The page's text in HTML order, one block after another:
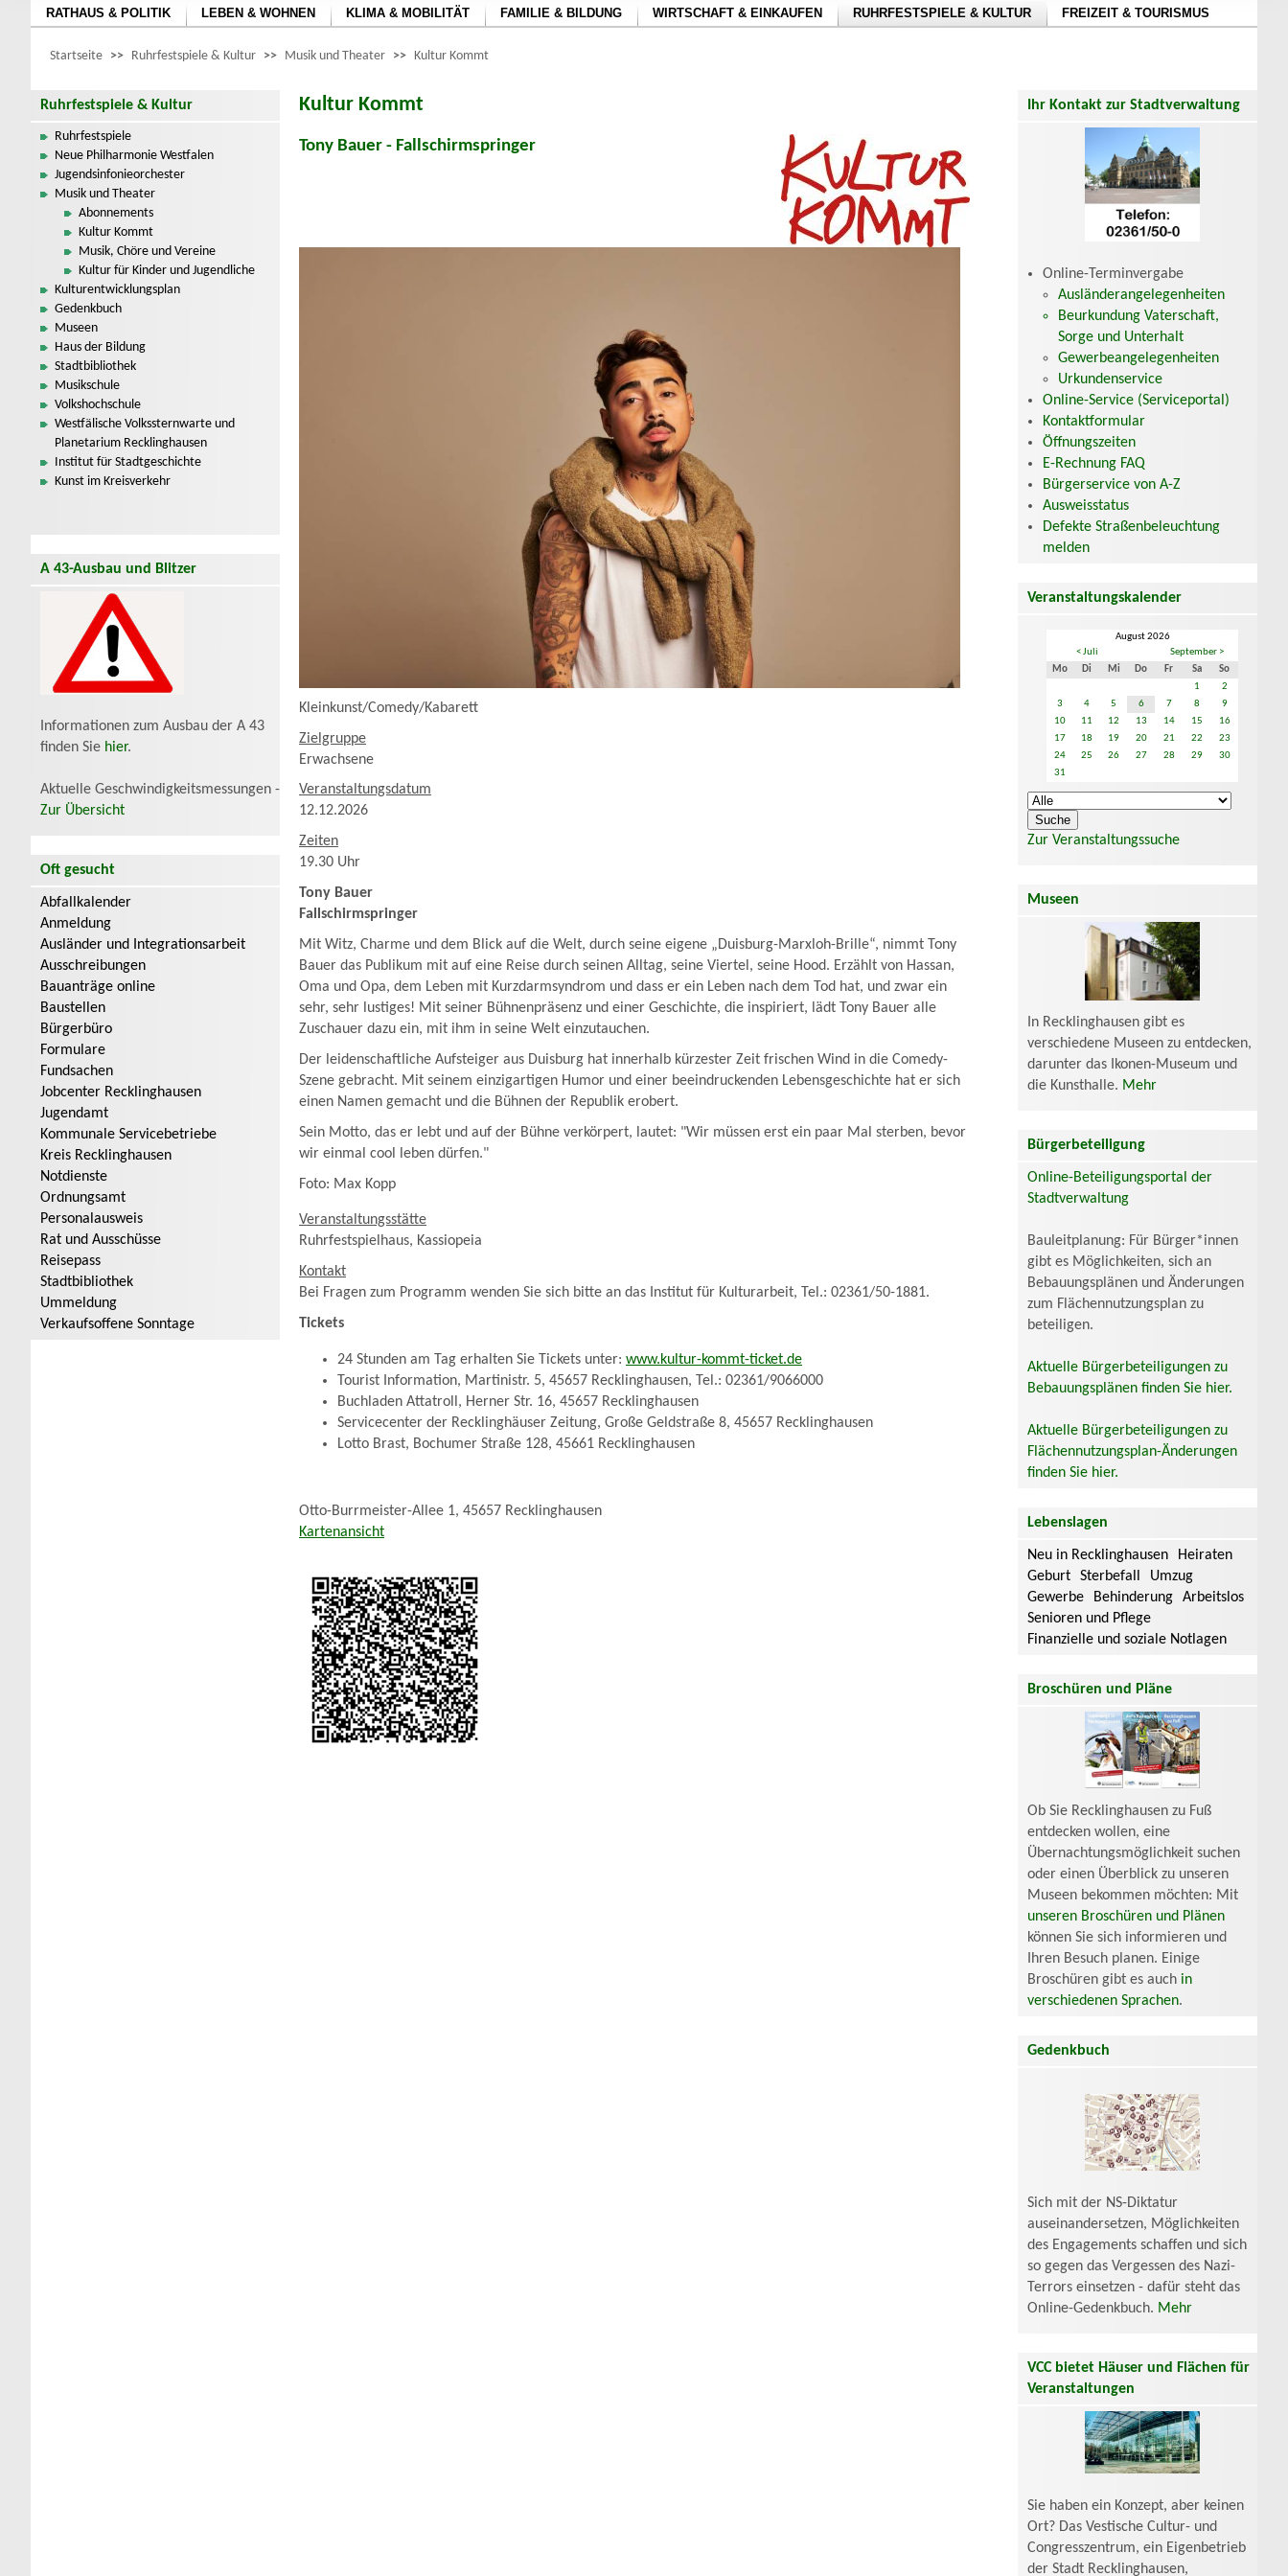
RATHAUS & POLITIK LEBEN & WOHNEN KLIMA & MOBILITÄT FAMILIE & BILDUNG WIRTSCHAFT & EINKAUFEN RUHRFESTSPIELE & KULTUR FREIZEIT & TOURISMUS
Startseite >> Ruhrfestspiele & Kultur >> Musik und Theater >> Kultur Kommt
Ruhrfestspiele & Kultur
Ruhrfestspiele
Neue Philharmonie Westfalen
Jugendsinfonieorchester
Musik und Theater
Abonnements
Kultur Kommt
Musik, Chöre und Vereine
Kultur für Kinder und Jugendliche
Kulturentwicklungsplan
Gedenkbuch
Museen
Haus der Bildung
Stadtbibliothek
Musikschule
Volkshochschule
Westfälische Volkssternwarte und
Planetarium Recklinghausen
Institut für Stadtgeschichte
Kunst im Kreisverkehr
A 43-Ausbau und Blitzer
Informationen zum Ausbau der A 43
finden Sie hier.
Aktuelle Geschwindigkeitsmessungen -
Zur Übersicht
Oft gesucht
Abfallkalender
Anmeldung
Ausländer und Integrationsarbeit
Ausschreibungen
Bauanträge online
Baustellen
Bürgerbüro
Formulare
Fundsachen
Jobcenter Recklinghausen
Jugendamt
Kommunale Servicebetriebe
Kreis Recklinghausen
Notdienste
Ordnungsamt
Personalausweis
Rat und Ausschüsse
Reisepass
Stadtbibliothek
Ummeldung
Verkaufsoffene Sonntage
Kultur Kommt
Tony Bauer - Fallschirmspringer
Kleinkunst/Comedy/Kabarett
Zielgruppe
Erwachsene
Veranstaltungsdatum
12.12.2026
Zeiten
19.30 Uhr
Tony Bauer
Fallschirmspringer
Mit Witz, Charme und dem Blick auf die Welt, durch seine eigene „Duisburg-Marxloh-Brille“, nimmt Tony
Bauer das Publikum mit auf eine Reise durch seinen Alltag, seine Viertel, seine Hood. Erzählt von Hassan,
Oma und Opa, dem Leben mit Kurzdarmsyndrom und dass er ein Leben nach dem Tod hat, und zwar ein
sehr, sehr lustiges! Mit seiner Bühnenpräsenz und einer Geschichte, die inspiriert, lädt Tony Bauer alle
Zuschauer dazu ein, mit ihm in seine Welt einzutauchen.
Der leidenschaftliche Aufsteiger aus Duisburg hat innerhalb kürzester Zeit frischen Wind in die Comedy-
Szene gebracht. Mit seinem einzigartigen Humor und einer beeindruckenden Lebensgeschichte hat er sich
einen Namen gemacht und die Bühnen der Republik erobert.
Sein Motto, das er lebt und auf der Bühne verkörpert, lautet: "Wir müssen erst ein paar Mal sterben, bevor
wir einmal cool leben dürfen."
Foto: Max Kopp
Veranstaltungsstätte
Ruhrfestspielhaus, Kassiopeia
Kontakt
Bei Fragen zum Programm wenden Sie sich bitte an das Institut für Kulturarbeit, Tel.: 02361/50-1881.
Tickets
24 Stunden am Tag erhalten Sie Tickets unter: www.kultur-kommt-ticket.de
Tourist Information, Martinistr. 5, 45657 Recklinghausen, Tel.: 02361/9066000
Buchladen Attatroll, Herner Str. 16, 45657 Recklinghausen
Servicecenter der Recklinghäuser Zeitung, Große Geldstraße 8, 45657 Recklinghausen
Lotto Brast, Bochumer Straße 128, 45661 Recklinghausen
Otto-Burrmeister-Allee 1, 45657 Recklinghausen
Kartenansicht
Ihr Kontakt zur Stadtverwaltung
Online-Terminvergabe
Ausländerangelegenheiten
Beurkundung Vaterschaft,
Sorge und Unterhalt
Gewerbeangelegenheiten
Urkundenservice
Online-Service (Serviceportal)
Kontaktformular
Öffnungszeiten
E-Rechnung FAQ
Bürgerservice von A-Z
Ausweisstatus
Defekte Straßenbeleuchtung
melden
Veranstaltungskalender
August 2026
< Juli
September >
Mo
Di Mi Do Fr Sa
So
1
2
3
4 5 6 7 8
9
10
11 12 13 14 15
16
17
18 19 20 21 22
23
24
25 26 27 28 29
30
31
Zur Veranstaltungssuche
Museen
In Recklinghausen gibt es
verschiedene Museen zu entdecken,
darunter das Ikonen-Museum und
die Kunsthalle. Mehr
Bürgerbeteiligung
Online-Beteiligungsportal der
Stadtverwaltung
Bauleitplanung: Für Bürger*innen
gibt es Möglichkeiten, sich an
Bebauungsplänen und Änderungen
zum Flächennutzungsplan zu
beteiligen.
Aktuelle Bürgerbeteiligungen zu
Bebauungsplänen finden Sie hier.
Aktuelle Bürgerbeteiligungen zu
Flächennutzungsplan-Änderungen
finden Sie hier.
Lebenslagen
Neu in Recklinghausen
Heiraten
Geburt
Sterbefall
Umzug
Gewerbe
Behinderung
Arbeitslos
Senioren und Pflege
Finanzielle und soziale Notlagen
Broschüren und Pläne
Ob Sie Recklinghausen zu Fuß
entdecken wollen, eine
Übernachtungsmöglichkeit suchen
oder einen Überblick zu unseren
Museen bekommen möchten: Mit
unseren Broschüren und Plänen
können Sie sich informieren und
Ihren Besuch planen. Einige
Broschüren gibt es auch in
verschiedenen Sprachen.
Gedenkbuch
Sich mit der NS-Diktatur
auseinandersetzen, Möglichkeiten
des Engagements schaffen und sich
so gegen das Vergessen des Nazi-
Terrors einsetzen - dafür steht das
Online-Gedenkbuch. Mehr
VCC bietet Häuser und Flächen für
Veranstaltungen
Sie haben ein Konzept, aber keinen
Ort? Das Vestische Cultur- und
Congresszentrum, ein Eigenbetrieb
der Stadt Recklinghausen,